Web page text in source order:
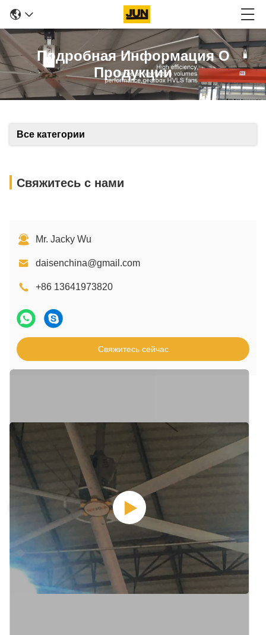
Подробная Информация О
Продукции
Все категории
Свяжитесь с нами
Mr. Jacky Wu
daisenchina@gmail.com
+86 13641973820
Свяжитесь сейчас